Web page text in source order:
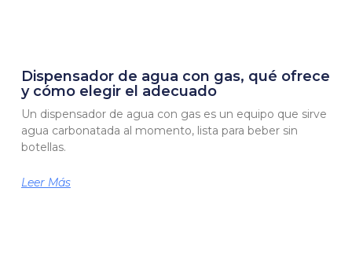
Dispensador de agua con gas, qué ofrece
y cómo elegir el adecuado
Un dispensador de agua con gas es un equipo que sirve
agua carbonatada al momento, lista para beber sin
botellas.
Leer Más